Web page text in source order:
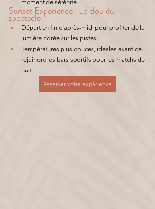
moment de sérénité.
Sunset Experience : Le clou du
spectacle
Départ en fin d'après-midi pour profiter de la
lumière dorée sur les pistes.
Températures plus douces, idéales avant de
rejoindre les bars sportifs pour les matchs de
nuit.
Réserver votre expérience